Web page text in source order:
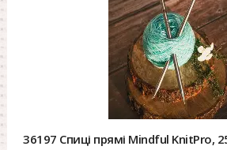
36197 Спиці прямі Mindful KnitPro,